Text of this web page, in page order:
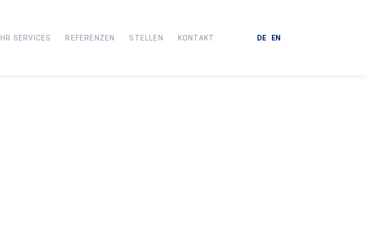
HR SERVICES REFERENZEN STELLEN KONTAKT DE EN